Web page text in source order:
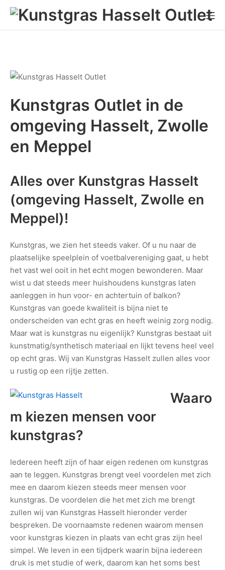
naar
de
Kunstgras Outlet in de
omgeving Hasselt, Zwolle
en Meppel
Alles over Kunstgras Hasselt
(omgeving Hasselt, Zwolle en
Meppel)!
Kunstgras, we zien het steeds vaker. Of u nu naar de
plaatselijke speelplein of voetbalvereniging gaat, u hebt
het vast wel ooit in het echt mogen bewonderen. Maar
wist u dat steeds meer huishoudens kunstgras laten
aanleggen in hun voor- en achtertuin of balkon?
Kunstgras van goede kwaliteit is bijna niet te
onderscheiden van echt gras en heeft weinig zorg nodig.
Maar wat is kunstgras nu eigenlijk? Kunstgras bestaat uit
kunstmatig/synthetisch materiaal en lijkt tevens heel veel
op echt gras. Wij van Kunstgras Hasselt zullen alles voor
u rustig op een rijtje zetten.
Waaro
m kiezen mensen voor
kunstgras?
Iedereen heeft zijn of haar eigen redenen om kunstgras
aan te leggen. Kunstgras brengt veel voordelen met zich
mee en daarom kiezen steeds meer mensen voor
kunstgras. De voordelen die het met zich me brengt
zullen wij van Kunstgras Hasselt hieronder verder
bespreken. De voornaamste redenen waarom mensen
voor kunstgras kiezen in plaats van echt gras zijn heel
simpel. We leven in een tijdperk waarin bijna iedereen
druk is met studie of werk, daarom kan het soms best